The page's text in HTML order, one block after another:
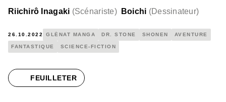
Riichirô Inagaki (Scénariste) Boichi (Dessinateur)
26.10.2022 GLÉNAT MANGA DR. STONE SHONEN AVENTURE
FANTASTIQUE SCIENCE-FICTION
FEUILLETER